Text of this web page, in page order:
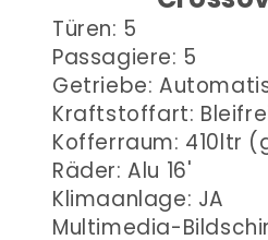
Türen: 5
Passagiere: 5
Getriebe:
Kraftstoffart:
Kofferraum: 410ltr
Räder: Alu 16'
Klimaanlage: JA
Multimedia-